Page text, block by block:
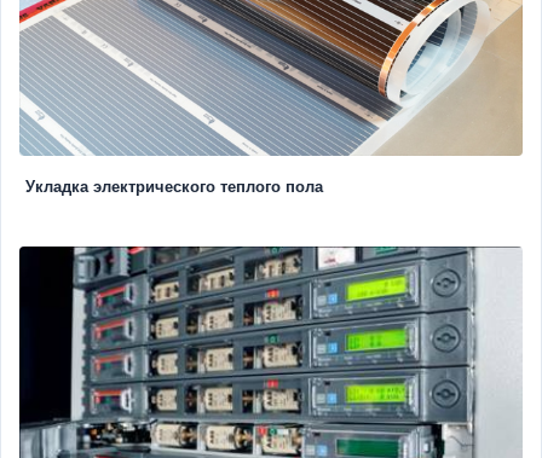
Укладка электрического теплого пола